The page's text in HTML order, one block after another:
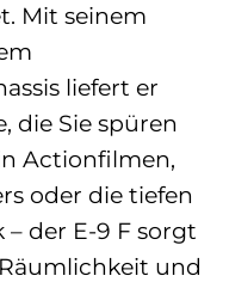
Mit seinem
liefert er
die Sie spüren
Actionfilmen,
oder die tiefen
der E-9 F sorgt
und